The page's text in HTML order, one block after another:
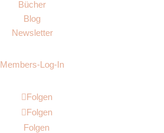
Bücher
Blog
Newsletter
Members-Log-In
Folgen
Folgen
Folgen